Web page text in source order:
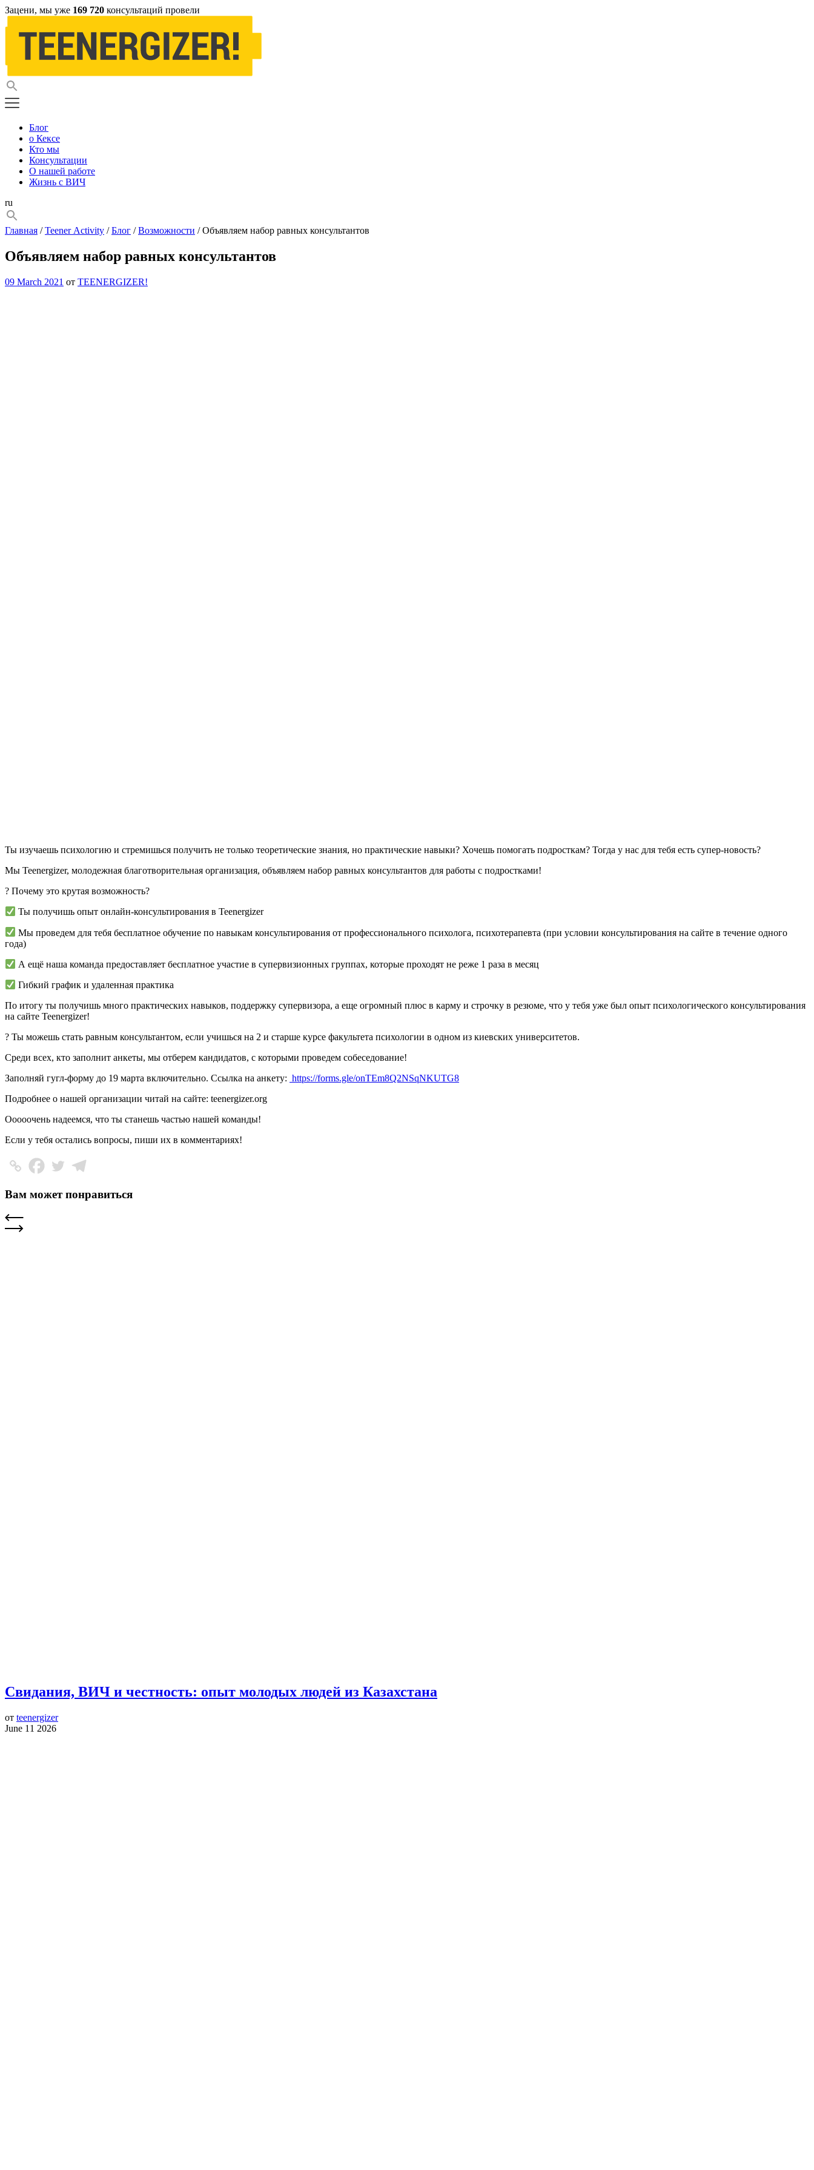
Зацени, мы уже 169 720 консультаций провели
Блог
о Кексе
Кто мы
Консультации
О нашей работе
Жизнь с ВИЧ
ru
Главная /Teener Activity /Блог /Возможности / Объявляем набор равных консультантов
Объявляем набор равных консультантов
09 March 2021 от TEENERGIZER!
Ты изучаешь психологию и стремишься получить не только теоретические знания, но практические навыки? Хочешь помогать подросткам? Тогда у нас для тебя есть супер-новость?
Мы Teenergizer, молодежная благотворительная организация, объявляем набор равных консультантов для работы с подростками!
? Почему это крутая возможность?
Ты получишь опыт онлайн-консультирования в Teenergizer
Мы проведем для тебя бесплатное обучение по навыкам консультирования от профессионального психолога, психотерапевта (при условии консультирования на сайте в течение одного
года)
А ещё наша команда предоставляет бесплатное участие в супервизионных группах, которые проходят не реже 1 раза в месяц
Гибкий график и удаленная практика
По итогу ты получишь много практических навыков, поддержку супервизора, а еще огромный плюс в карму и строчку в резюме, что у тебя уже был опыт психологического консультирования
на сайте Teenergizer!
? Ты можешь стать равным консультантом, если учишься на 2 и старше курсе факультета психологии в одном из киевских университетов.
Среди всех, кто заполнит анкеты, мы отберем кандидатов, с которыми проведем собеседование!
Заполняй гугл-форму до 19 марта включительно. Ссылка на анкету: https://forms.gle/onTEm8Q2NSqNKUTG8
Подробнее о нашей организации читай на сайте: teenergizer.org
Ооооочень надеемся, что ты станешь частью нашей команды!
Если у тебя остались вопросы, пиши их в комментариях!
Вам может понравиться
Свидания, ВИЧ и честность: опыт молодых людей из Казахстана
от teenergizer
June 11 2026